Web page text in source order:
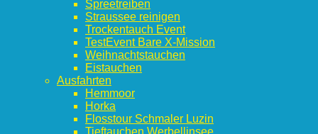
Spreetreiben
Straussee reinigen
Trockentauch Event
TestEvent Bare X-Mission
Weihnachtstauchen
Eistauchen
Ausfahrten
Hemmoor
Horka
Flosstour Schmaler Luzin
Tieftauchen Werbellinsee